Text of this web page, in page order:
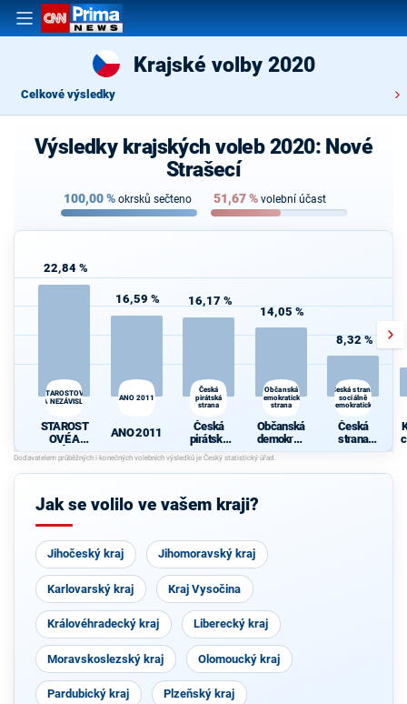
Krajské volby 2020
Celkové výsledky
Výsledky krajských voleb 2020: Nové
Strašecí
100,00% okrsků sečteno 51,67% volební účast
22,84 %
STAROSTOVÉ
A NEZÁVISLÍ
STAROST
OVÉ A
NEZÁVISL
Í
16,59 %
ANO 2011
ANO 2011
16,17 %
Česká
pirátská
strana
Česká
pirátská
strana
14,05 %
Občanská
demokratická
strana
Občanská
demokrati
cká strana
8,32 %
Česká strana
sociálně
demokratická
Česká
strana
sociálně
cká
Jak se volilo ve vašem kraji?
Jihočeský kraj Jihomoravský kraj
Karlovarský kraj Kraj Vysočina
Královéhradecký kraj Liberecký kraj
Moravskoslezský kraj Olomoucký kraj
Pardubický kraj Plzeňský kraj